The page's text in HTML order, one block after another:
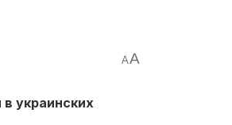
AA
украинских